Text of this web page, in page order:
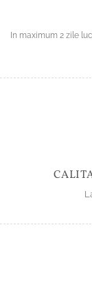
In maximum 2 zile